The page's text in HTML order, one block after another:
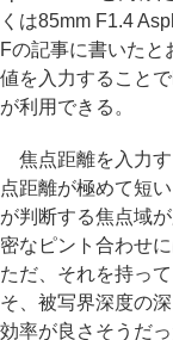
くは85mm F1.4
Fの記事に書いた
値を入力すること
が利用できる。
焦点距離を入力す
点距離が極めて短
が判断する焦点域
密なピント合わせ
ただ、それを持っ
そ、被写界深度の
効率が良さそうだっ